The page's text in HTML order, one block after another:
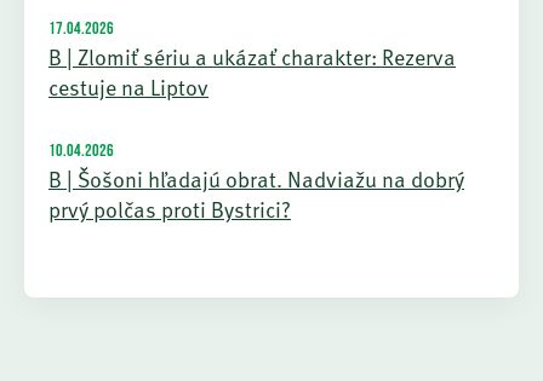
17.04.2026
B | Zlomiť sériu a ukázať charakter: Rezerva
cestuje na Liptov
10.04.2026
B | Šošoni hľadajú obrat. Nadviažu na dobrý
prvý polčas proti Bystrici?